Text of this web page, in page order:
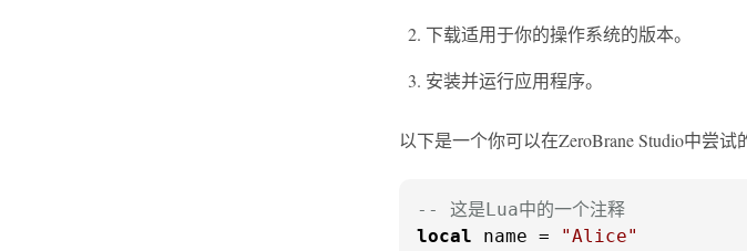
下载适用于你的操作系统的版本。
安装并运行应用程序。
以下是一个你可以在ZeroBrane Studio中尝试
-- 这是Lua中的一个注释
local name =
"Alice"